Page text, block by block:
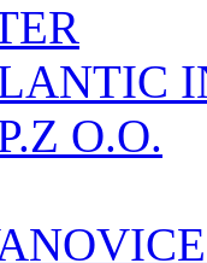
O.O.